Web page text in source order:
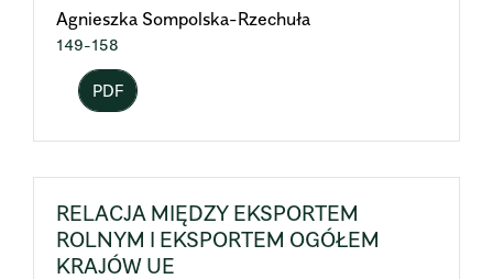
Agnieszka Sompolska-Rzechuła
149-158
PDF
RELACJA MIĘDZY EKSPORTEM
ROLNYM I EKSPORTEM OGÓŁEM
KRAJÓW UE